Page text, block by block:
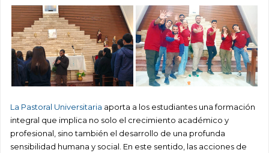
La Pastoral Universitaria aporta a los estudiantes una formación
integral que implica no solo el crecimiento académico y
profesional, sino también el desarrollo de una profunda
sensibilidad humana y social. En este sentido, las acciones de